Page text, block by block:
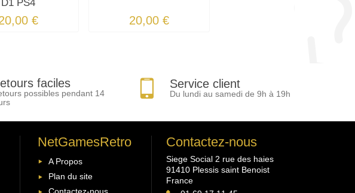
D1 PS4
€ 20,00 €
faciles
possibles pendant 14
Service client
Du lundi au samedi de 9h à 19h
NetGamesRetro
A Propos
Plan du site
Contactez-nous
Siege Social 2 rue des haies
91410 Plessis saint Benoist
France